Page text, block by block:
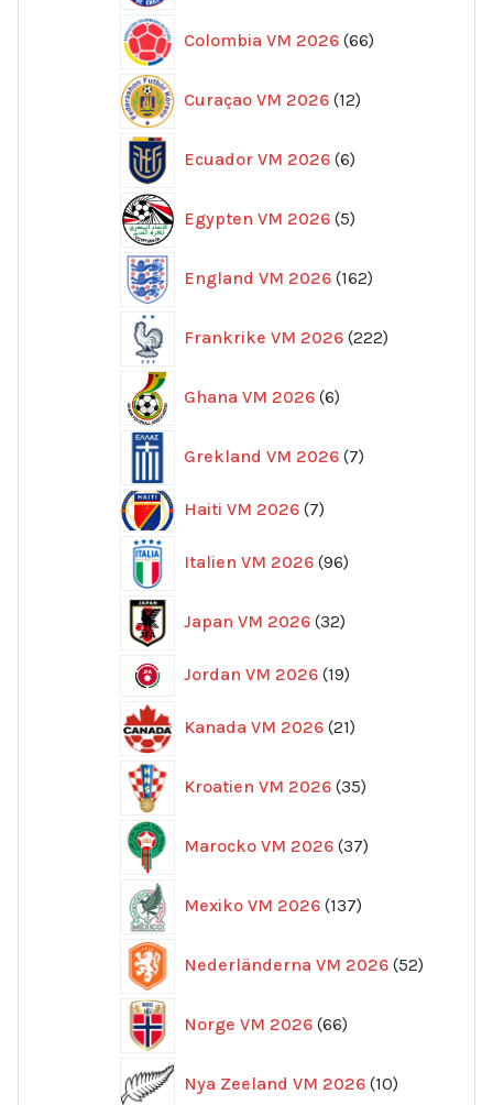
Colombia VM 2026 66
produkter
Curaçao VM 2026 12
produkter
Ecuador VM 2026 6
produkter
Egypten VM 2026 5
produkter
England VM 2026 162
produkter
Frankrike VM 2026 222
produkter
Ghana VM 2026 6
produkter
Grekland VM 2026 7
produkter
Haiti VM 2026 77
Italien VM 2026 96
produkter
Japan VM 2026 32
produkter
Jordan VM 2026 1919
Kanada VM 2026 21
produkter
Kroatien VM 2026 35
produkter
Marocko VM 2026 37
produkter
Mexiko VM 2026 137
produkter
Nederländerna VM 2026 52
Norge VM 2026 66
produkter
Nya Zeeland VM 2026 10
produkter